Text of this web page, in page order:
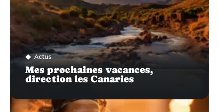
Actus
Mes prochaines vacances,
direction les Canaries